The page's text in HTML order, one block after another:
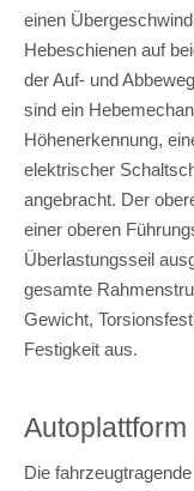
einen
Hebeschienen auf
der Auf- und
sind ein
Höhenerkennung,
elektrischer
angebracht. Der
einer oberen
Überlastungsseil
gesamte
Gewicht,
Festigkeit aus.
Autoplattform
Die